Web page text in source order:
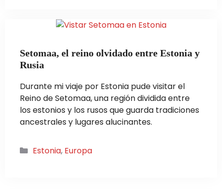
Setomaa, el reino olvidado entre Estonia y
Rusia
Durante mi viaje por Estonia pude visitar el
Reino de Setomaa, una región dividida entre
los estonios y los rusos que guarda tradiciones
ancestrales y lugares alucinantes.
Categorías
Estonia, Europa